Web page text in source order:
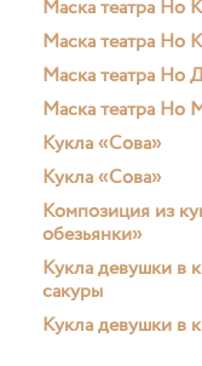
Маска театра Но
Маска театра Но
Маска театра Но
Маска театра Но
Кукла «Сова»
Кукла «Сова»
Композиция из
обезьянки»
Кукла девушки в
сакуры
Кукла девушки в